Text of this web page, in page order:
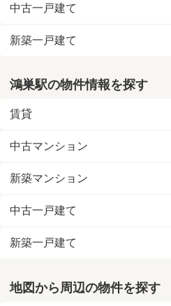
中古一戸建て
新築一戸建て
鴻巣駅の物件情報を探す
賃貸
中古マンション
新築マンション
中古一戸建て
新築一戸建て
地図から周辺の物件を探す